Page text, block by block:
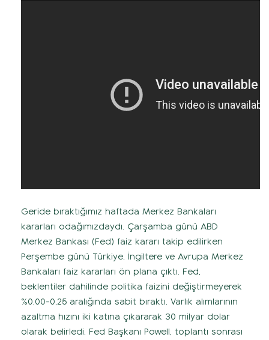
Geride bıraktığımız haftada Merkez Bankaları
kararları odağımızdaydı. Çarşamba günü ABD
Merkez Bankası (Fed) faiz kararı takip edilirken
Perşembe günü Türkiye, İngiltere ve Avrupa Merkez
Bankaları faiz kararları ön plana çıktı. Fed,
beklentiler dahilinde politika faizini değiştirmeyerek
%0,00-0,25 aralığında sabit bıraktı. Varlık alımlarının
azaltma hızını iki katına çıkararak 30 milyar dolar
olarak belirledi. Fed Başkanı Powell, toplantı sonrası